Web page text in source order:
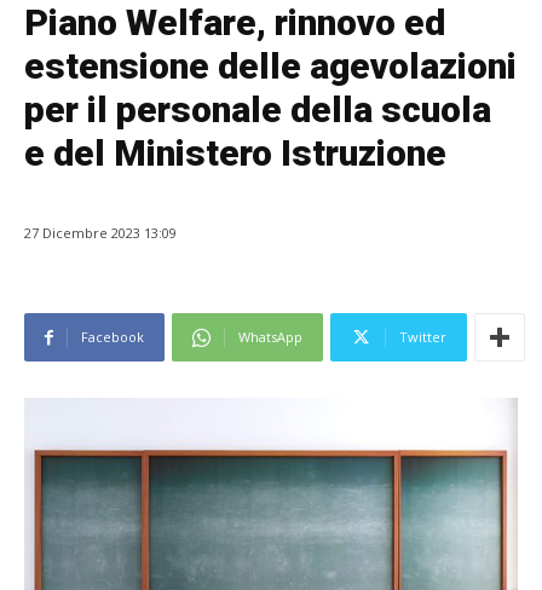
Piano Welfare, rinnovo ed
estensione delle agevolazioni
per il personale della scuola
e del Ministero Istruzione
27 Dicembre 2023 13:09
Facebook WhatsApp Twitter